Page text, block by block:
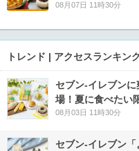
08月07日 11時30分
トレンド | アクセスランキン
セブン‐イレブン
場！夏に食べたい
08月03日 11時30分
セブン‐イレブン